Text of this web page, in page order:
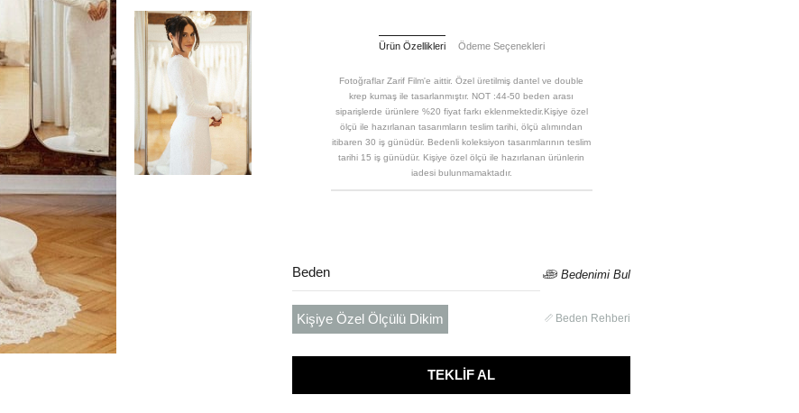
Ürün Özellikleri Ödeme Seçenekleri
Fotoğraflar Zarif Film'e aittir. Özel üretilmiş dantel ve double
krep kumaş ile tasarlanmıştır. NOT :44-50 beden arası
siparişlerde ürünlere %20 fiyat farkı eklenmektedir.Kişiye özel
ölçü ile hazırlanan tasarımların teslim tarihi, ölçü alımından
itibaren 30 iş günüdür. Bedenli koleksiyon tasarımlarının teslim
tarihi 15 iş günüdür. Kişiye özel ölçü ile hazırlanan ürünlerin
iadesi bulunmamaktadır.
Bedenimi Bul
Beden Rehberi
Beden
Kişiye Özel Ölçülü Dikim